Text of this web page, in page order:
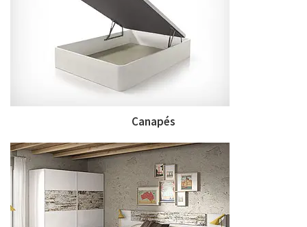
Canapés